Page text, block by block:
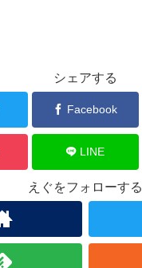
シェアする
Facebook
LINE
えぐをフォローする